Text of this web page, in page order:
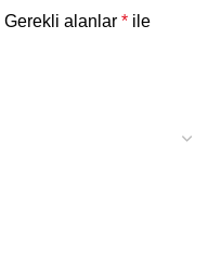
Gerekli alanlar * ile